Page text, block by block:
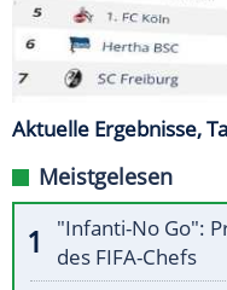
Aktuelle Ergebnisse,
Meistgelesen
"Infanti-No Go":
des FIFA-Chefs